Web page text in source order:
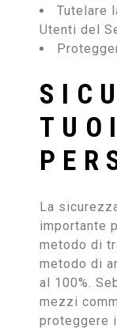
Tutelare
Utenti del
La
importante
metodo di
metodo di
al 100%.
mezzi
proteggere